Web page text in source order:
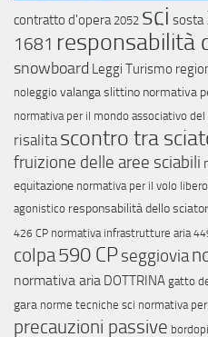
contratto d'opera 2052 sci sosta
1681 responsabilità
snowboard Leggi Turismo
noleggio valangaslittino normativa
normativa per il mondo associativo del
risalita scontro tra
fruizione delle aree sciabili
equitazione normativa per il volo libero
agonistico responsabilità dello
426 CP normativa infrastrutture aria
colpa590 CPseggiovia
normativa aria DOTTRINA gatto
gara norme tecniche sci normativa
precauzioni passive